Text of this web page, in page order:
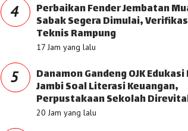
4 Perbaikan Fender Jembatan
Sabak Segera Dimulai,
Teknis Rampung
17 Jam yang lalu
5 Danamon Gandeng OJK
Jambi Soal Literasi Keuangan,
Perpustakaan Sekolah
20 Jam yang lalu